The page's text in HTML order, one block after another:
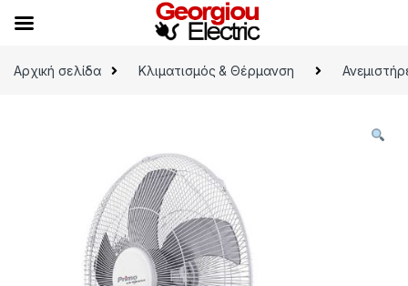
Αρχική σελίδα
Κλιματισμός & Θέρμανση